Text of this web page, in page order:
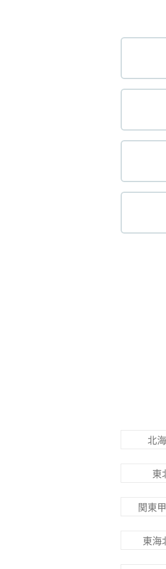
北
東
関東
東海